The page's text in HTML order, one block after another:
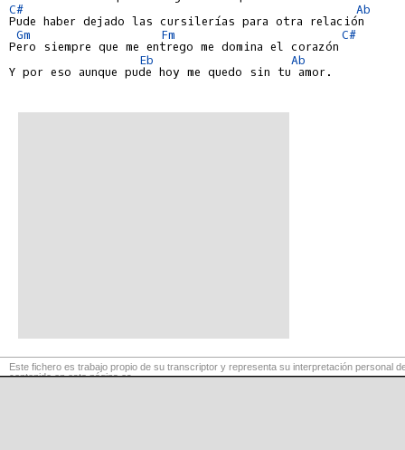
C#
Ab
Pude haber dejado las cursilerías para otra relación
Gm
Fm
C#
Pero siempre que me entrego me domina el corazón
Eb
Ab
Y por eso aunque pude hoy me quedo sin tu amor.
Este fichero es trabajo propio de su transcriptor y representa su interpretación personal
contenido en esta página es